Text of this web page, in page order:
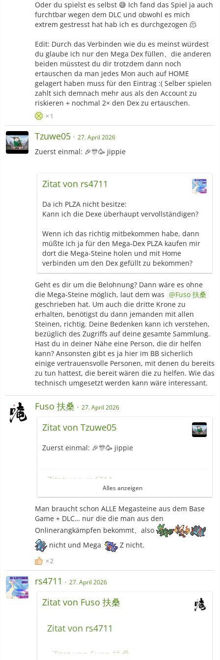
Kann ich die Dexe überhaupt
vervollständigen?
dann müßte ich ja für den Mega-Dex PLZA
kaufen mir dort die Mega-Steine holen und
mit Home verbinden um den Dex gefüllt zu
bekommen?
Genau、du musst die Steine im Spiel besitzen
und einmal kurz mit HOME verbinden. Sonst
bekommt man die Einträge im Mega Dex nicht.
Das Base Game reicht hierfür jedoch nicht weil
man die neuen Steine nur im DLC bekommt.
jemand der all diese Bedingungen erfüllt, meinen
Pokemon Home Account verbindet, dann sollte
Danach die Verbindung zu Home wieder
aufheben.
Aktion der komplette Zugriff auf Home möglich
ist.
Oder du spielst es selbst 😅 Ich fand das Spiel ja auch
furchtbar wegen dem DLC und obwohl es mich
extrem gestresst hat hab ich es durchgezogen 🫠
Edit: Durch das Verbinden wie du es meinst würdest
du glaube ich nur den Mega Dex füllen、die anderen
beiden müsstest du dir trotzdem dann noch
ertauschen da man jedes Mon auch auf HOME
gelagert haben muss für den Eintrag :( Selber spielen
zahlt sich demnach mehr aus als den Account zu
riskieren + nochmal 2× den Dex zu ertauschen.
1
Tzuwe05 27. April 2026
Zuerst einmal: 🎉🎊🥳 jippie
Zitat von rs4711
Da ich PLZA nicht besitze:
Kann ich die Dexe überhaupt vervollständigen?
Wenn ich das richtig mitbekommen habe, dann
müßte ich ja für den Mega-Dex PLZA kaufen mir
dort die Mega-Steine holen und mit Home
verbinden um den Dex gefüllt zu bekommen?
Geht es dir um die Belohnung? Dann wäre es ohne
die Mega-Steine möglich, laut dem was
Fuso 扶桑
geschrieben hat. Um auch die dritte Krone zu
erhalten, benötigst du dann jemanden mit allen
Steinen, richtig. Deine Bedenken kann ich verstehen,
bezüglich des Zugriffs auf deine gesamte Sammlung.
Hast du in deiner Nähe eine Person, die dir helfen
kann? Ansonsten gibt es ja hier im BB sicherlich
einige vertrauensvolle Personen, mit denen du bereits
zu tun hattest, die bereit wären die zu helfen. Wie das
technisch umgesetzt werden kann wäre interessant.
Fuso 扶桑 27. April 2026
Zitat von Tzuwe05
Zuerst einmal: 🎉🎊🥳 jippie
Zitat von rs4711
Da ich PLZA nicht besitze:
Kann ich die Dexe überhaupt
vervollständigen?
Wenn ich das richtig mitbekommen habe,
dann müßte ich ja für den Mega-Dex PLZA
kaufen mir dort die Mega-Steine holen und
mit Home verbinden um den Dex gefüllt zu
bekommen?
Geht es dir um die Belohnung? Dann wäre es
ohne die Mega-Steine möglich, laut dem was
Krone zu erhalten, benötigst du dann jemanden
ich verstehen, bezüglich des Zugriffs auf deine
Alles anzeigen
Man braucht schon ALLE Megasteine aus dem Base
Game + DLC… nur die die man aus den
Onlinerangkämpfen bekommt、also
nicht und Mega
Z nicht.
2
rs4711 27. April 2026
Zitat von Fuso 扶桑
Zitat von rs4711
Zitat von Fuso 扶桑